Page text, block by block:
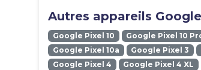
Autres appareils
Google Pixel 10 Google Pixel 10
Google Pixel 10a
Google Pixel 3
Google Pixel 4
Google Pixel 4 XL